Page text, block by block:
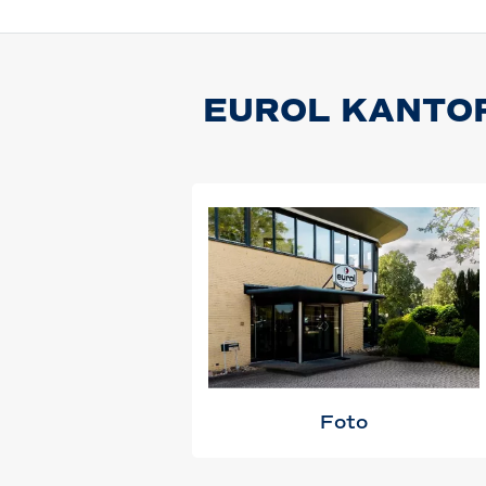
EUROL
Foto